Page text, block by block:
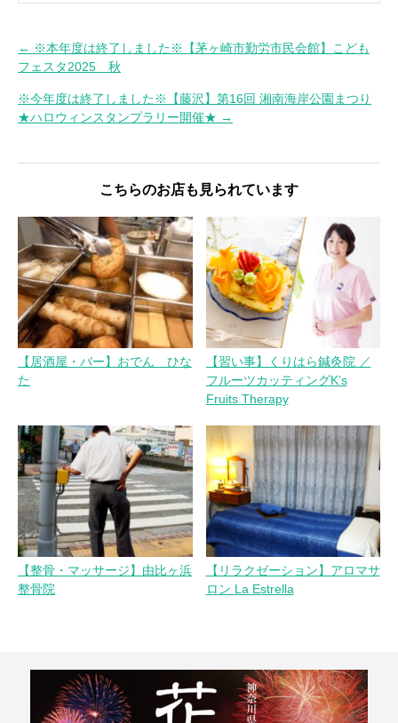
投
稿
ナ
ゲ
ョ
ン
← ※本年度は終了しました※【茅ヶ崎市勤労市民会館】こども
フェスタ2025 秋
※今年度は終了しました※【藤沢】第16回 湘南海岸公園まつり
★ハロウィンスタンプラリー開催★ →
こちらのお店も見られています
【居酒屋・バー】おでん ひな
た
【習い事】くりはら鍼灸院 ／
フルーツカッティングK’s
Fruits Therapy
【整骨・マッサージ】由比ヶ浜
整骨院
【リラクゼーション】アロマサ
ロン La Estrella